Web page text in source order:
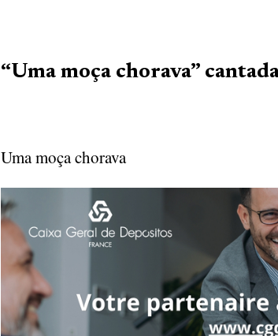
“Uma moça chorava”
Uma moça chorava